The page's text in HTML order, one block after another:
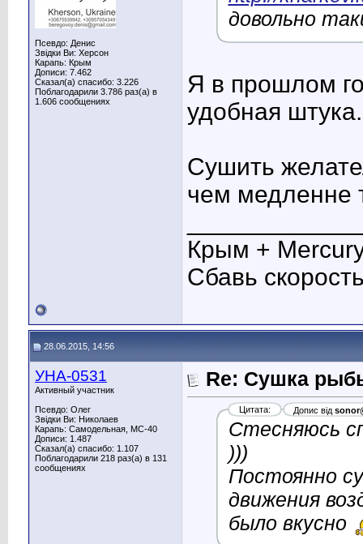
Псевдо: Денис
Звідки Ви: Херсон
Карапь: Крым
Дописи: 7.462
Сказал(а) спасибо: 3.226
Поблагодарили 3.786 раз(а) в
1.606 сообщениях
довольно
Я в прошлом
удобная штука.
Сушить
чем медленне
Крым +
Сбавь
28.06.2015, 14:56
УНА-0531
Активный участник
Псевдо: Олег
Звідки Ви: Николаев
Карапь: Самодельная, МС-40
Дописи: 1.487
Сказал(а) спасибо: 1.107
Поблагодарили 218 раз(а) в 131
сообщениях
Re: Сушка
Цитата: Допис від
Стесняюсь
)))
Постоянно
движения
было вкусно